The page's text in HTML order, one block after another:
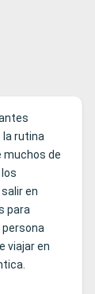
la rutina
muchos de
en
para
viajar en